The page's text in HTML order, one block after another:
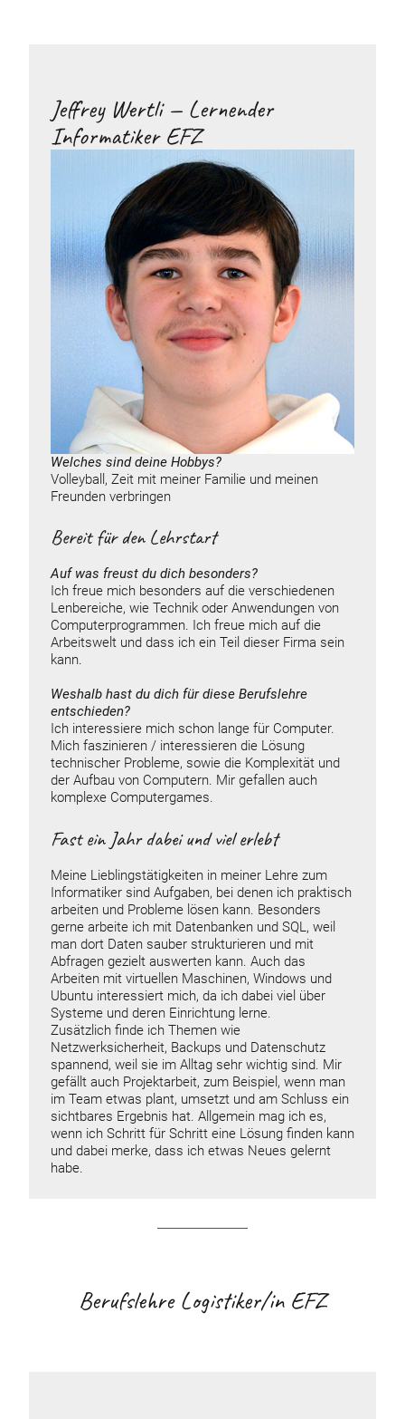
Jeffrey Wertli — Lernender
Informatiker EFZ
Welches sind deine Hobbys?
Volleyball, Zeit mit meiner Familie und meinen
Freunden verbringen
Bereit für den Lehrstart
Auf was freust du dich besonders?
Ich freue mich besonders auf die verschiedenen
Lenbereiche, wie Technik oder Anwendungen von
Computerprogrammen. Ich freue mich auf die
Arbeitswelt und dass ich ein Teil dieser Firma sein
kann.
Weshalb hast du dich für diese Berufslehre
entschieden?
Ich interessiere mich schon lange für Computer.
Mich faszinieren / interessieren die Lösung
technischer Probleme, sowie die Komplexität und
der Aufbau von Computern. Mir gefallen auch
komplexe Computergames.
Fast ein Jahr dabei und viel erlebt
Meine Lieblingstätigkeiten in meiner Lehre zum
Informatiker sind Aufgaben, bei denen ich praktisch
arbeiten und Probleme lösen kann. Besonders
gerne arbeite ich mit Datenbanken und SQL, weil
man dort Daten sauber strukturieren und mit
Abfragen gezielt auswerten kann. Auch das
Arbeiten mit virtuellen Maschinen, Windows und
Ubuntu interessiert mich, da ich dabei viel über
Systeme und deren Einrichtung lerne.
Zusätzlich finde ich Themen wie
Netzwerksicherheit, Backups und Datenschutz
spannend, weil sie im Alltag sehr wichtig sind. Mir
gefällt auch Projektarbeit, zum Beispiel, wenn man
im Team etwas plant, umsetzt und am Schluss ein
sichtbares Ergebnis hat. Allgemein mag ich es,
wenn ich Schritt für Schritt eine Lösung finden kann
und dabei merke, dass ich etwas Neues gelernt
habe.
Berufslehre Logistiker/in EFZ